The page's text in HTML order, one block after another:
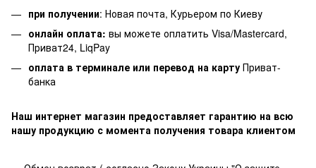
при получении: Новая почта, Курьером по Киеву
онлайн оплата: вы можете оплатить Visa/Mastercard,
Приват24, LiqPay
оплата в терминале или перевод на карту Приват-
банка
Наш интернет магазин предоставляет гарантию на всю
нашу продукцию с момента получения товара клиентом